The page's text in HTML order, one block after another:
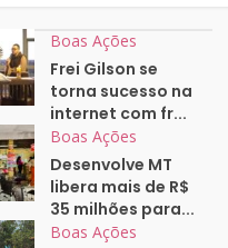
Boas Ações
Frei Gilson se
torna sucesso na
internet com fr...
Boas Ações
Desenvolve MT
libera mais de R$
35 milhões para...
Boas Ações